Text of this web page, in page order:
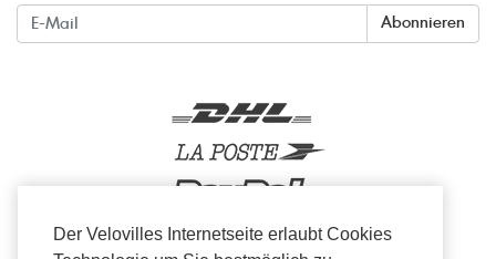
Abonnieren
Der Velovilles Internetseite erlaubt Cookies